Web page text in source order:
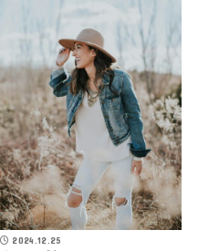
2024.12.25